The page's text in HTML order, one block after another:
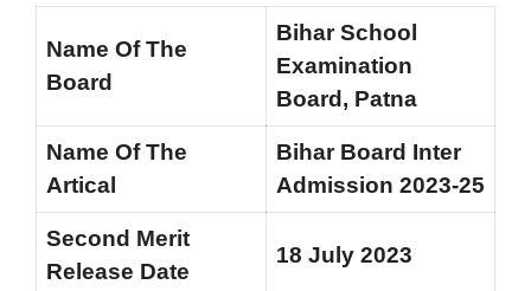
Name Of The
Board
Bihar School
Examination
Board, Patna
Name Of The
Artical
Bihar Board Inter
Admission 2023-25
Second Merit
Release Date
18 July 2023